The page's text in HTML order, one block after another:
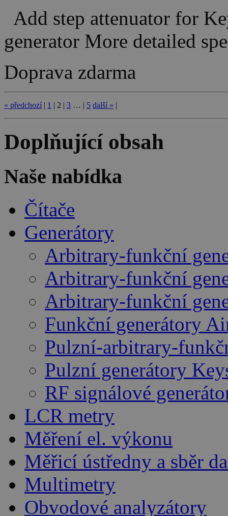
Add step attenuator for
generator More detailed
Doprava zdarma
« předchozí | 1 | 2 | 3 … | 5 další » |
Doplňující obsah
Naše nabídka
Čítače
Generátory
Arbitrary-funkční
Arbitrary-funkční
Arbitrary-funkční
Funkční generátory
Pulzní-arbitrary-
Pulzní generátory
RF signálové
LCR metry
Měření el. výkonu
Měřicí ústředny a sběr
Multimetry
Obvodové analyzátory